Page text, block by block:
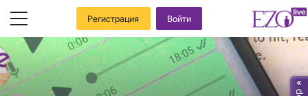
Регистрация Войти